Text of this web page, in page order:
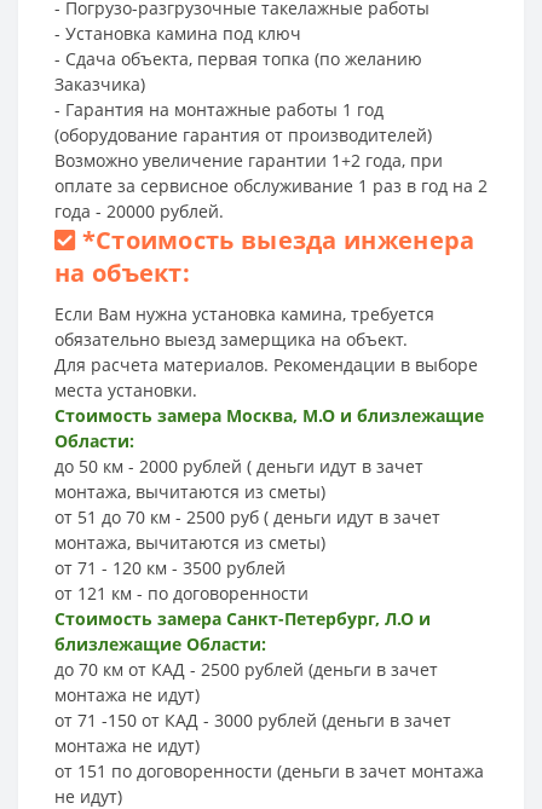
- Погрузо-разгрузочные такелажные работы
- Установка камина под ключ
- Сдача объекта, первая топка (по желанию
Заказчика)
- Гарантия на монтажные работы 1 год
(оборудование гарантия от производителей)
Возможно увеличение гарантии 1+2 года, при
оплате за сервисное обслуживание 1 раз в год на 2
года - 20000 рублей.
*Стоимость выезда инженера
на объект:
Если Вам нужна установка камина, требуется
обязательно выезд замерщика на объект.
Для расчета материалов. Рекомендации в выборе
места установки.
Стоимость замера Москва, М.О и близлежащие
Области:
до 50 км - 2000 рублей ( деньги идут в зачет
монтажа, вычитаются из сметы)
от 51 до 70 км - 2500 руб ( деньги идут в зачет
монтажа, вычитаются из сметы)
от 71 - 120 км - 3500 рублей
от 121 км - по договоренности
Стоимость замера Санкт-Петербург, Л.О и
близлежащие Области:
до 70 км от КАД - 2500 рублей (деньги в зачет
монтажа не идут)
от 71 -150 от КАД - 3000 рублей (деньги в зачет
монтажа не идут)
от 151 по договоренности (деньги в зачет монтажа
не идут)